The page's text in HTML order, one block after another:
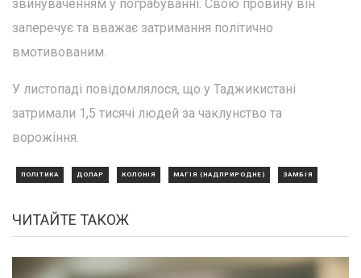
звинуваченням у пограбуванні. Свою провину він
заперечує та вважає затримання політично
вмотивованим.
У листопаді повідомлялося, що у Таджикистані
затримали 1,5 тисячі людей за чаклунство та
ворожіння.
ПОЛІТИКА ДОЛАР КОЛОНІЯ МАГІЯ (НАДПРИРОДНЕ) ЗАМБІЯ
ЧИТАЙТЕ ТАКОЖ